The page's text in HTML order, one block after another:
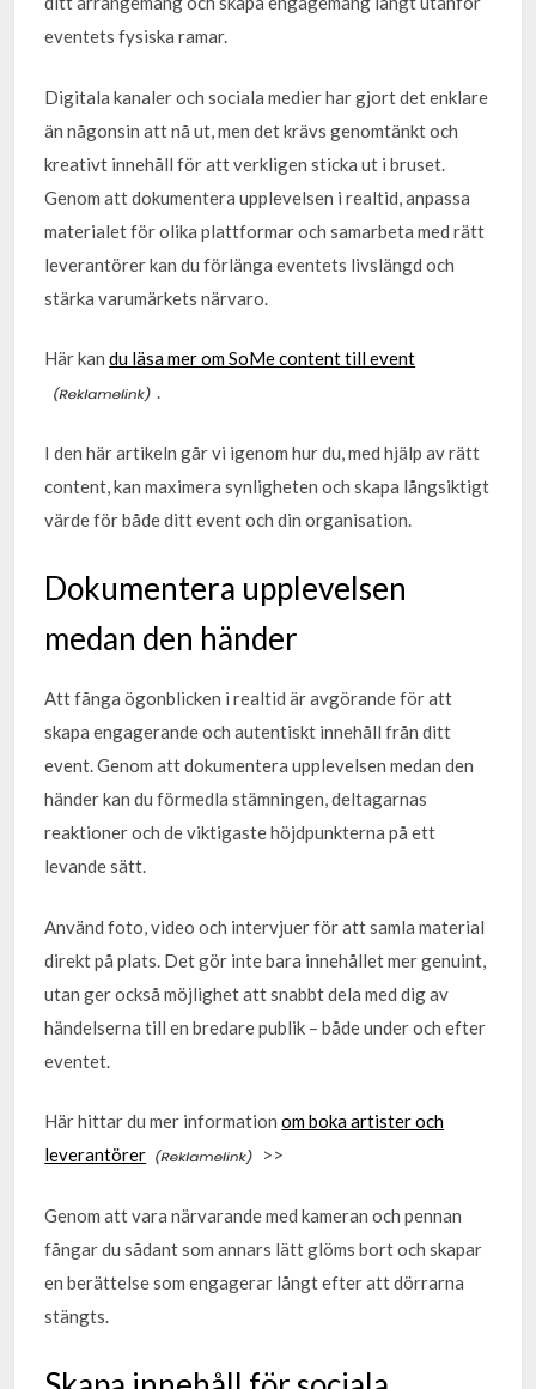
eventets fysiska ramar.
Digitala kanaler och sociala medier har gjort det enklare
än någonsin att nå ut, men det krävs genomtänkt och
kreativt innehåll för att verkligen sticka ut i bruset.
Genom att dokumentera upplevelsen i realtid, anpassa
materialet för olika plattformar och samarbeta med rätt
leverantörer kan du förlänga eventets livslängd och
stärka varumärkets närvaro.
Här kandu läsa mer om SoMe content till event
.
I den här artikeln går vi igenom hur du, med hjälp av rätt
content, kan maximera synligheten och skapa långsiktigt
värde för både ditt event och din organisation.
Dokumentera upplevelsen
medan den händer
Att fånga ögonblicken i realtid är avgörande för att
skapa engagerande och autentiskt innehåll från ditt
event. Genom att dokumentera upplevelsen medan den
händer kan du förmedla stämningen, deltagarnas
reaktioner och de viktigaste höjdpunkterna på ett
levande sätt.
Använd foto, video och intervjuer för att samla material
direkt på plats. Det gör inte bara innehållet mer genuint,
utan ger också möjlighet att snabbt dela med dig av
händelserna till en bredare publik – både under och efter
eventet.
Här hittar du mer informationom boka artister och
leverantörer
>>
Genom att vara närvarande med kameran och pennan
fångar du sådant som annars lätt glöms bort och skapar
en berättelse som engagerar långt efter att dörrarna
stängts.